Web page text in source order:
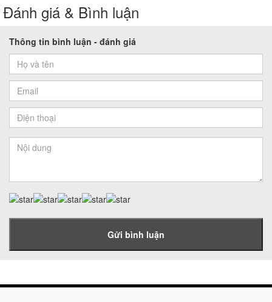
Đánh giá & Bình luận
Thông tin bình luận - đánh giá
Gửi bình luận